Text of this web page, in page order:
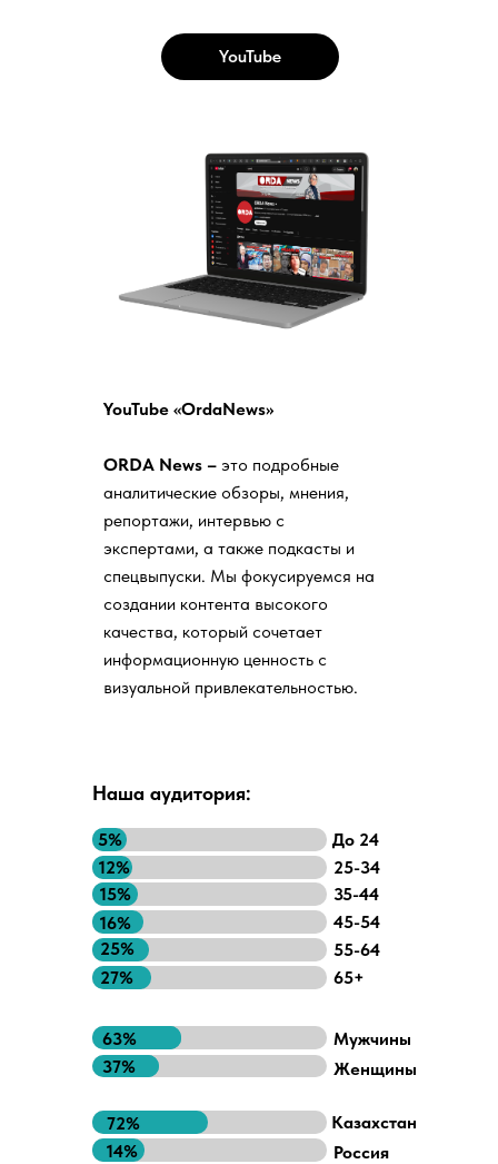
YouTube «OrdaNews»
ORDA News – это подробные
аналитические обзоры, мнения,
репортажи, интервью с
экспертами, а также подкасты и
спецвыпуски. Мы фокусируемся на
создании контента высокого
качества, который сочетает
информационную ценность с
визуальной привлекательностью.
YouTube
Наша аудитория:
12% 25-34
До 24
5%
16%
15% 35-44
25%
45-54
27%
55-64
63%
37%
65+
72%
Мужчины
14%
Женщины
Казахстан
Россия